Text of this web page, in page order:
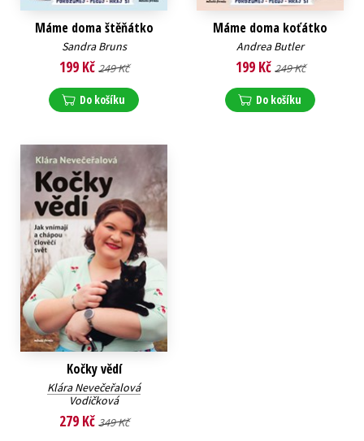
Máme doma štěňátko
Sandra Bruns
199 Kč 249 Kč
Do košíku
Máme doma koťátko
Andrea Butler
199 Kč 249 Kč
Do košíku
Kočky vědí
Klára Nevečeřalová
Vodičková
279 Kč 349 Kč